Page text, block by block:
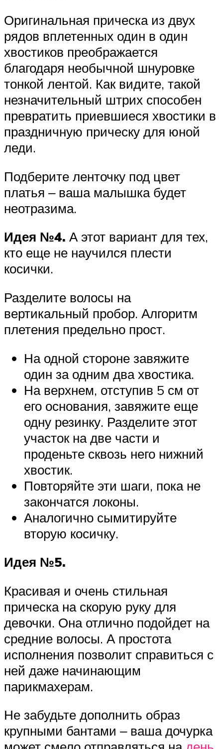
Оригинальная прическа из двух
рядов вплетенных один в один
хвостиков преображается
благодаря необычной шнуровке
тонкой лентой. Как видите, такой
незначительный штрих способен
превратить приевшиеся хвостики в
праздничную прическу для юной
леди.
Подберите ленточку под цвет
платья ‒ ваша малышка будет
неотразима.
Идея №4. А этот вариант для тех,
кто еще не научился плести
косички.
Разделите волосы на
вертикальный пробор. Алгоритм
плетения предельно прост.
На одной стороне завяжите
один за одним два хвостика.
На верхнем, отступив 5 см от
его основания, завяжите еще
одну резинку. Разделите этот
участок на две части и
проденьте сквозь него нижний
хвостик.
Повторяйте эти шаги, пока не
закончатся локоны.
Аналогично сымитируйте
вторую косичку.
Идея №5.
Красивая и очень стильная
прическа на скорую руку для
девочки. Она отлично подойдет на
средние волосы. А простота
исполнения позволит справиться с
ней даже начинающим
парикмахерам.
Не забудьте дополнить образ
крупными бантами ‒ ваша дочурка